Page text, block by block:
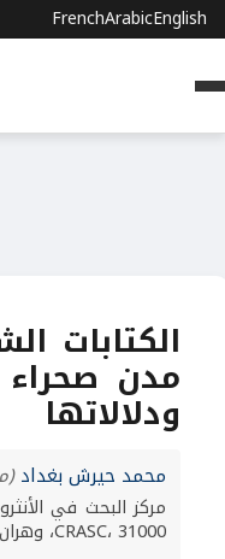
FrenchArabicEnglish
الكتابات
مدن صحراء
ودلالاتها
محمد حيرش بغداد
مركز البحث في
CRASC، 31000، وهران، الجزائر.